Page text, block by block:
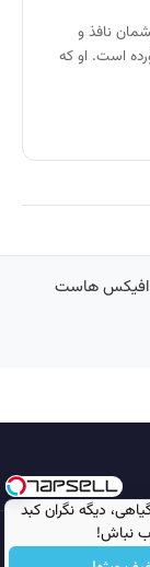
دیگه نگران کبد
نباش!
نافذ و
است. او که
افیکس هاست